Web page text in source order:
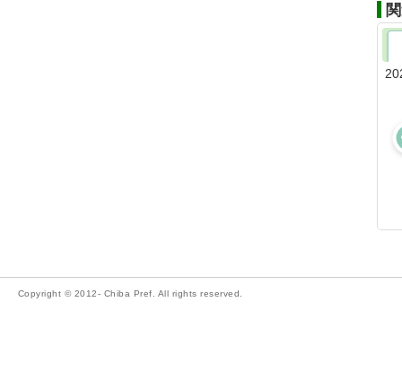
Copyright © 2012- Chiba Pref. All rights reserved.